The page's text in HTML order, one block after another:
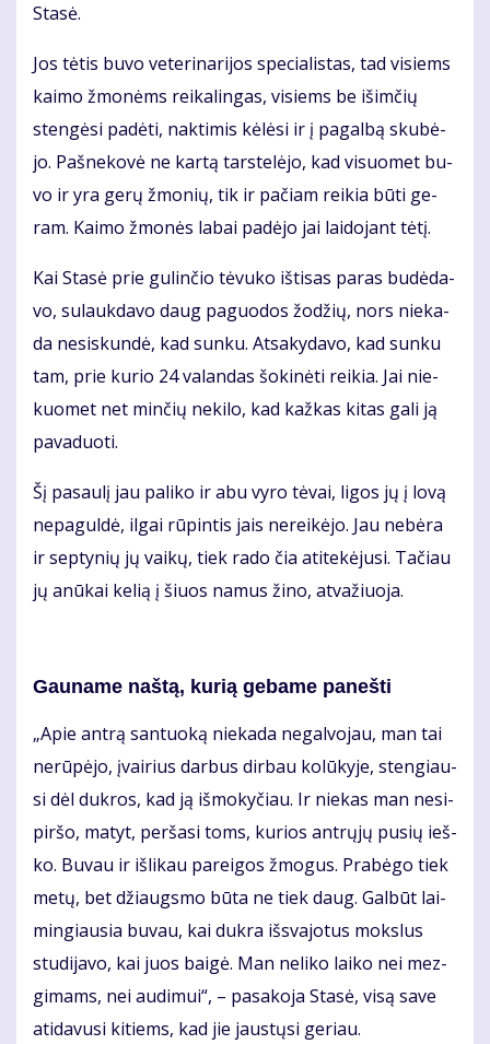
Sta­sė.
Jos tė­tis bu­vo ve­te­ri­na­ri­jos spe­cia­lis­tas, tad vi­siems
kai­mo žmo­nėms rei­ka­lin­gas, vi­siems be iš­im­čių
sten­gė­si pa­dė­ti, nak­ti­mis kė­lė­si ir į pa­gal­bą sku­bė­
jo. Pa­šne­ko­vė ne kar­tą tars­te­lė­jo, kad vi­suo­met bu­
vo ir yra ge­rų žmo­nių, tik ir pa­čiam rei­kia bū­ti ge­
ram. Kai­mo žmo­nės la­bai pa­dė­jo jai lai­do­jant tė­tį.
Kai Sta­sė prie gu­lin­čio tė­vu­ko iš­ti­sas pa­ras bu­dė­da­
vo, su­lauk­da­vo daug pa­guo­dos žo­džių, nors nie­ka­
da ne­si­skun­dė, kad sun­ku. At­sa­ky­da­vo, kad sun­ku
tam, prie ku­rio 24 va­lan­das šo­ki­nė­ti rei­kia. Jai nie­
kuo­met net min­čių ne­ki­lo, kad kaž­kas ki­tas ga­li ją
pa­va­duo­ti.
Šį pa­sau­lį jau pa­li­ko ir abu vy­ro tė­vai, li­gos jų į lo­vą
ne­pa­gul­dė, il­gai rū­pin­tis jais ne­rei­kė­jo. Jau ne­bė­ra
ir sep­ty­nių jų vai­kų, tiek ra­do čia ati­te­kė­ju­si. Ta­čiau
jų anū­kai ke­lią į šiuos na­mus ži­no, at­va­žiuo­ja.
Gau­na­me naš­tą, ku­rią ge­ba­me pa­neš­ti
„Apie an­trą san­tuo­ką nie­ka­da ne­gal­vo­jau, man tai
ne­rū­pė­jo, įvai­rius dar­bus dir­bau ko­lū­ky­je, sten­giau­
si dėl duk­ros, kad ją iš­mo­ky­čiau. Ir nie­kas man ne­si­
pir­šo, ma­tyt, per­ša­si toms, ku­rios ant­rų­jų pu­sių ieš­
ko. Bu­vau ir iš­li­kau pa­rei­gos žmo­gus. Pra­bė­go tiek
me­tų, bet džiaugs­mo bū­ta ne tiek daug. Gal­būt lai­
min­giau­sia bu­vau, kai duk­ra iš­sva­jo­tus moks­lus
stu­di­ja­vo, kai juos bai­gė. Man ne­li­ko lai­ko nei mez­
gi­mams, nei au­di­mui“, – pa­sa­ko­ja Sta­sė, vi­są sa­ve
ati­da­vu­si ki­tiems, kad jie jaus­tų­si ge­riau.